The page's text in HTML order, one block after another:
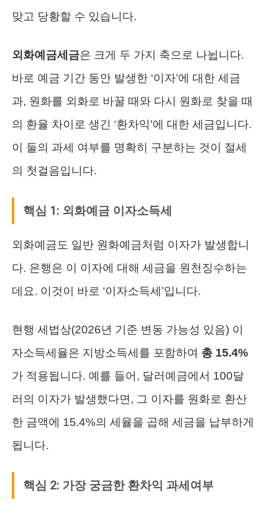
맞고 당황할 수 있습니다.
외화예금세금은 크게 두 가지 축으로 나뉩니다.
바로 예금 기간 동안 발생한 ‘이자’에 대한 세금
과, 원화를 외화로 바꿀 때와 다시 원화로 찾을 때
의 환율 차이로 생긴 ‘환차익’에 대한 세금입니다.
이 둘의 과세 여부를 명확히 구분하는 것이 절세
의 첫걸음입니다.
핵심 1: 외화예금 이자소득세
외화예금도 일반 원화예금처럼 이자가 발생합니
다. 은행은 이 이자에 대해 세금을 원천징수하는
데요. 이것이 바로 ‘이자소득세’입니다.
현행 세법상(2026년 기준 변동 가능성 있음) 이
자소득세율은 지방소득세를 포함하여 총 15.4%
가 적용됩니다. 예를 들어, 달러예금에서 100달
러의 이자가 발생했다면, 그 이자를 원화로 환산
한 금액에 15.4%의 세율을 곱해 세금을 납부하게
됩니다.
핵심 2: 가장 궁금한 환차익 과세여부